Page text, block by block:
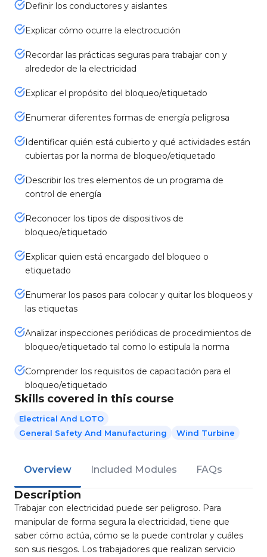
Definir los conductores y aislantes
Explicar cómo ocurre la electrocución
Recordar las prácticas seguras para trabajar con y
alrededor de la electricidad
Explicar el propósito del bloqueo/etiquetado
Enumerar diferentes formas de energía peligrosa
Identificar quién está cubierto y qué actividades están
cubiertas por la norma de bloqueo/etiquetado
Describir los tres elementos de un programa de
control de energía
Reconocer los tipos de dispositivos de
bloqueo/etiquetado
Explicar quien está encargado del bloqueo o
etiquetado
Enumerar los pasos para colocar y quitar los bloqueos y
las etiquetas
Analizar inspecciones periódicas de procedimientos de
bloqueo/etiquetado tal como lo estipula la norma
Comprender los requisitos de capacitación para el
bloqueo/etiquetado
Skills covered in this course
Electrical And LOTO
General Safety And Manufacturing
Wind Turbine
Overview Included Modules FAQs
Description
Trabajar con electricidad puede ser peligroso. Para
manipular de forma segura la electricidad, tiene que
saber cómo actúa, cómo se la puede controlar y cuáles
son sus riesgos. Los trabajadores que realizan servicio